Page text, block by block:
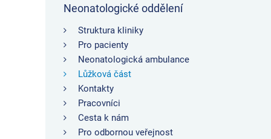
Neonatologické oddělení
Struktura kliniky
Pro pacienty
Neonatologická ambulance
Lůžková část
Kontakty
Pracovníci
Cesta k nám
Pro odbornou veřejnost